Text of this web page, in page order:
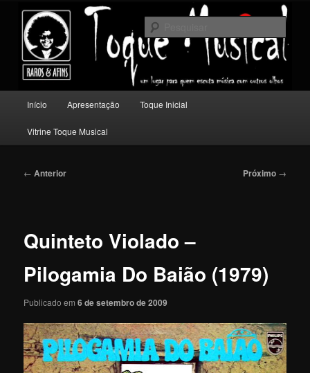
conteúdo
principalToque Musical
Um lugar para quem escuta música com outros olhos.
principal
Início Apresentação Toque Inicial
Vitrine Toque Musical
Navegação
← Anterior Próximo →
Quinteto Violado –
Pilogamia Do Baião (1979)
Publicado em6 de setembro de 2009